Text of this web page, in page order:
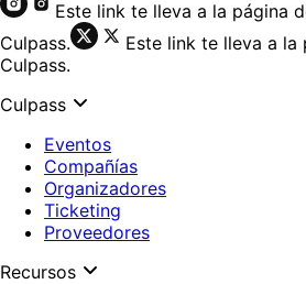
Este link te lleva a la página
Culpass.
Este link te lleva a la
Culpass.
Culpass
Eventos
Compañías
Organizadores
Ticketing
Proveedores
Recursos